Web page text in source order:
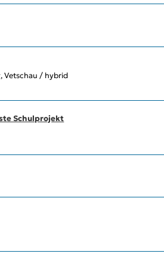
Vetschau / hybrid
Schulprojekt